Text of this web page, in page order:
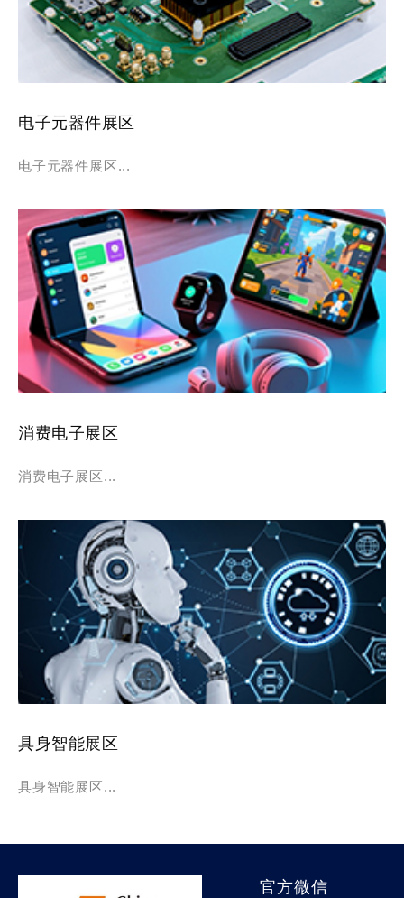
电子元器件展区
电子元器件展区...
消费电子展区
消费电子展区...
具身智能展区
具身智能展区...
官方微信